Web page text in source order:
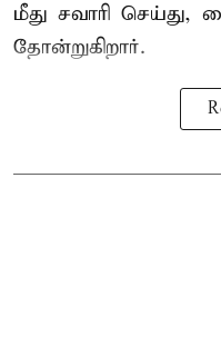
மீது சவாரி செய்து,
தோன்றுகிறார்.